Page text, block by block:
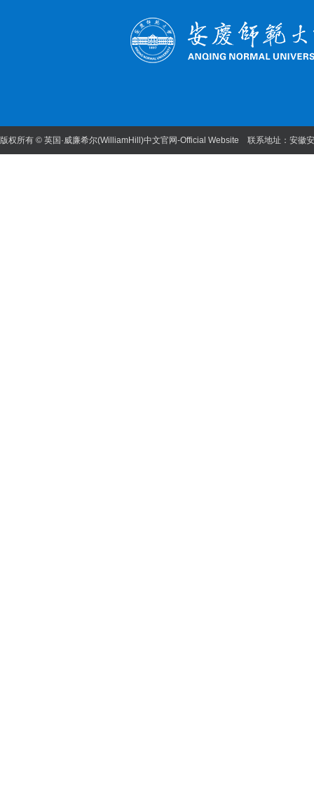
版权所有 © 英国·威廉希尔(WilliamHill)中文官网-Official Website 联系地址：安徽